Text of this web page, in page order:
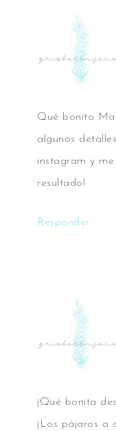
Qué bonito
algunos
instagram y
resultado!
Responder
¡Qué bonita
¡Los pájaros a